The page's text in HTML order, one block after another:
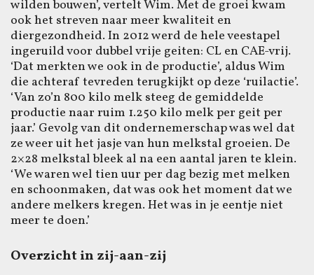
wilden bouwen’, vertelt Wim. Met de groei kwam
ook het streven naar meer kwaliteit en
diergezondheid. In 2012 werd de hele veestapel
ingeruild voor dubbel vrije geiten: CL en CAE-vrij.
‘Dat merkten we ook in de productie’, aldus Wim
die achteraf tevreden terugkijkt op deze ‘ruilactie’.
‘Van zo’n 800 kilo melk steeg de gemiddelde
productie naar ruim 1.250 kilo melk per geit per
jaar.’ Gevolg van dit ondernemerschap was wel dat
ze weer uit het jasje van hun melkstal groeien. De
2×28 melkstal bleek al na een aantal jaren te klein.
‘We waren wel tien uur per dag bezig met melken
en schoonmaken, dat was ook het moment dat we
andere melkers kregen. Het was in je eentje niet
meer te doen.’
Overzicht in zij-aan-zij